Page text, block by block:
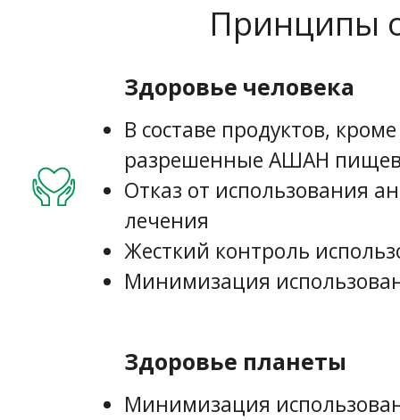
Принципы
Здоровье человека
В составе продуктов,
разрешенные АШАН
Отказ от использования
лечения
Жесткий контроль
Минимизация
Здоровье планеты
Минимизация